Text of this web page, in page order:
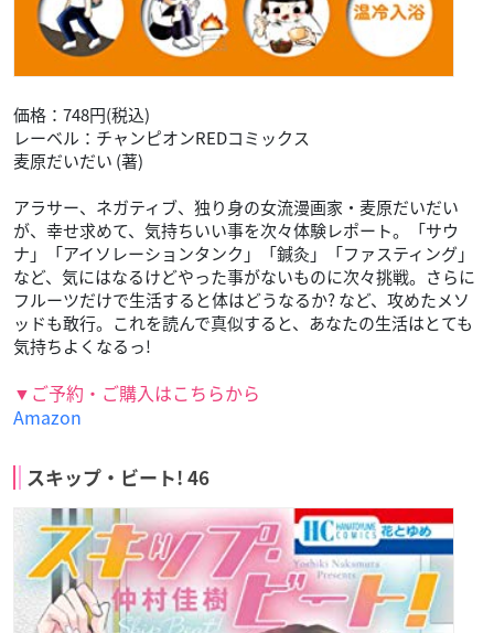
価格：748円(税込)
レーベル：チャンピオンREDコミックス
麦原だいだい (著)
アラサー、ネガティブ、独り身の女流漫画家・麦原だいだい
が、幸せ求めて、気持ちいい事を次々体験レポート。「サウ
ナ」「アイソレーションタンク」「鍼灸」「ファスティング」
など、気にはなるけどやった事がないものに次々挑戦。さらに
フルーツだけで生活すると体はどうなるか? など、攻めたメソ
ッドも敢行。これを読んで真似すると、あなたの生活はとても
気持ちよくなるっ!
▼ご予約・ご購入はこちらから
Amazon
スキップ・ビート! 46